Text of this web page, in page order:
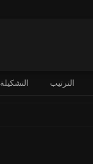
الترتيب التشكيلة